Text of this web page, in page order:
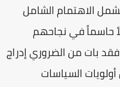
الاهتمام الشامل
حاسماً في نجاحهم
بات من الضروري إدراج
السياسات